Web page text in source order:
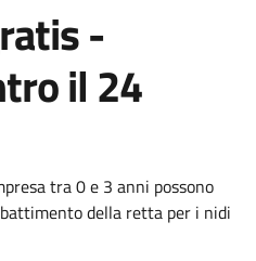
-
il 24
tra 0 e 3 anni possono
della retta per i nidi